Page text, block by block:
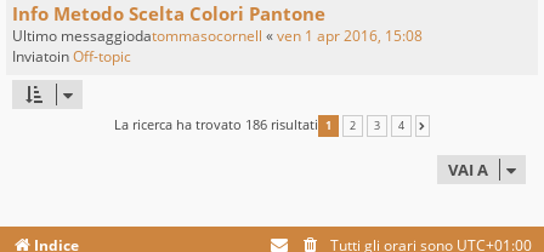
Info Metodo Scelta Colori Pantone
Ultimo messaggiodatommasocornell «ven 1 apr 2016, 15:08
InviatoinOff-topic
La ricerca ha trovato 186 risultati 1 2 3 4
VAI A
Indice Tutti gli orari sono UTC+01:00